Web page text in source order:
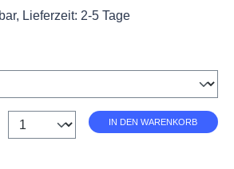
Lieferzeit: 2-5 Tage
Anzahl IN DEN WARENKORB